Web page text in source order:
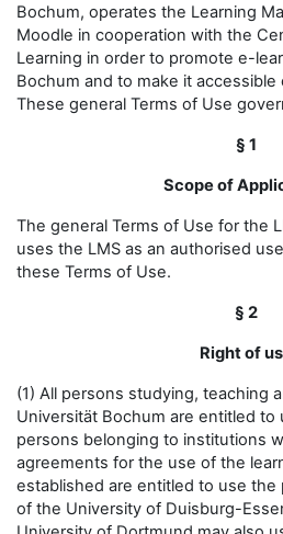
Bochum, operates the Learning
Moodle in cooperation with the
Learning in order to promote e-
Bochum and to make it accessible
These general Terms of Use
§ 1
Scope of
The general Terms of Use for the
uses the LMS as an authorised
these Terms of Use.
§ 2
Right of
(1) All persons studying, teaching
Universität Bochum are entitled to
persons belonging to institutions
agreements for the use of the
established are entitled to use the
of the University of Duisburg-